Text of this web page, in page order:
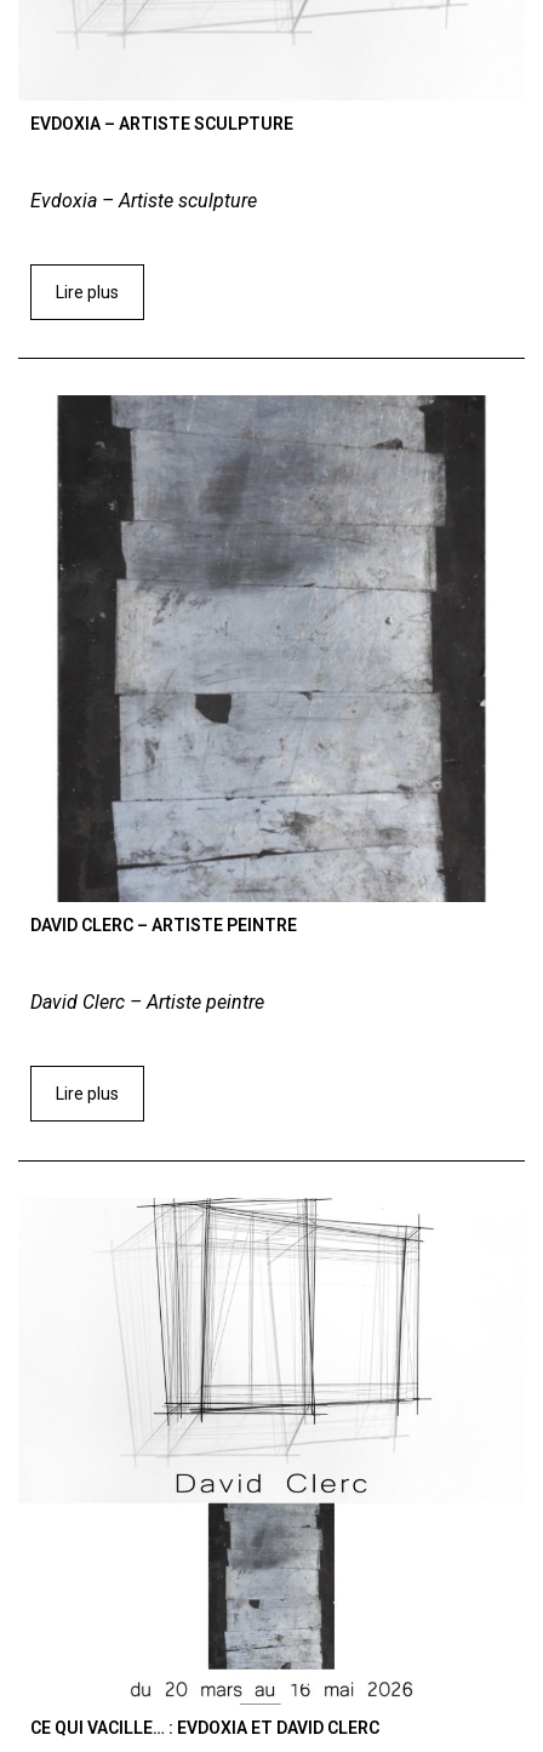
EVDOXIA – ARTISTE SCULPTURE
Evdoxia – Artiste sculpture
Lire plus
DAVID CLERC – ARTISTE PEINTRE
David Clerc – Artiste peintre
Lire plus
CE QUI VACILLE… : EVDOXIA ET DAVID CLERC